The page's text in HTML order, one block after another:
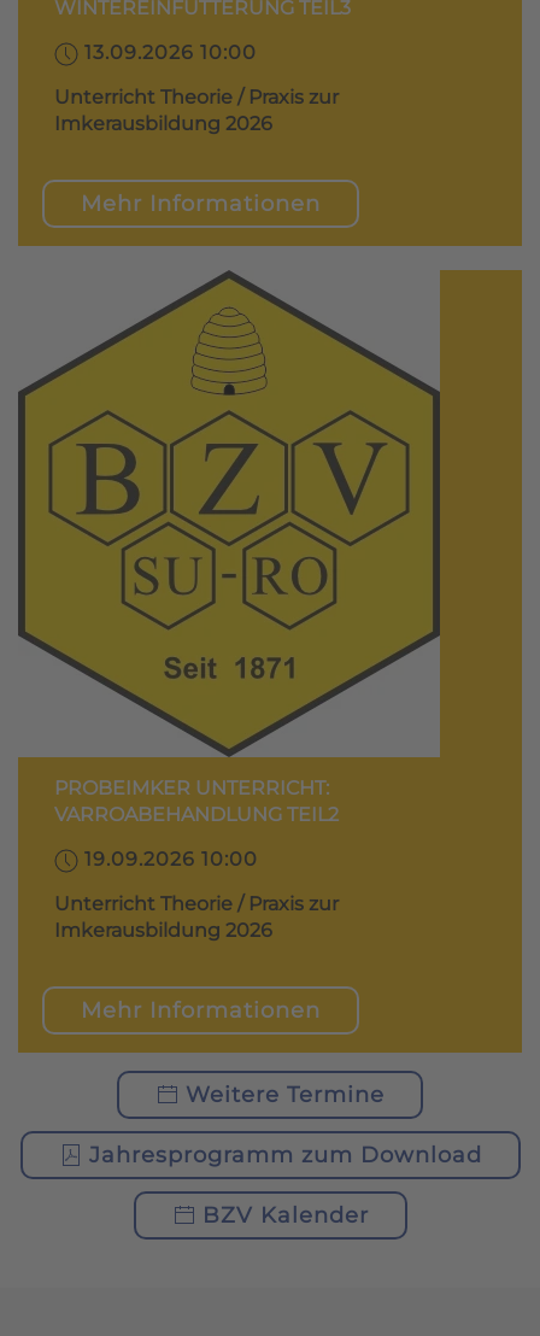
WINTEREINFÜTTERUNG TEIL3
13.09.2026 10:00
Unterricht Theorie / Praxis zur
Imkerausbildung 2026
Mehr Informationen
PROBEIMKER UNTERRICHT:
VARROABEHANDLUNG TEIL2
19.09.2026 10:00
Unterricht Theorie / Praxis zur
Imkerausbildung 2026
Mehr Informationen
Weitere Termine
Jahresprogramm zum Download
BZV Kalender